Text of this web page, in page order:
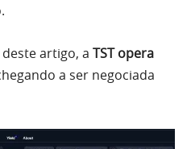
artigo, a TST opera
a ser negociada